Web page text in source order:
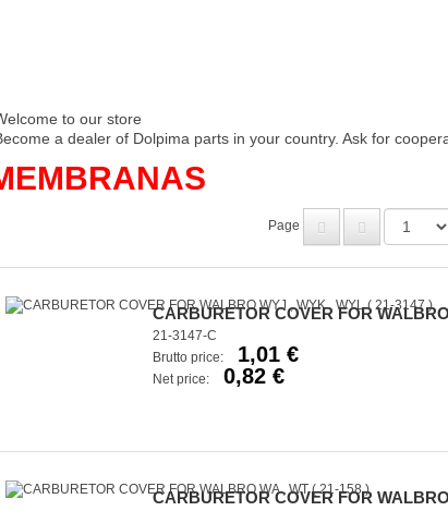
to our store
a dealer of Dolpima parts in your country. Ask for
Page
CARBURETOR COVER FOR
21-3147-C
Brutto price:
1,01 €
Net price: 0,82 €
CARBURETOR COVER FOR